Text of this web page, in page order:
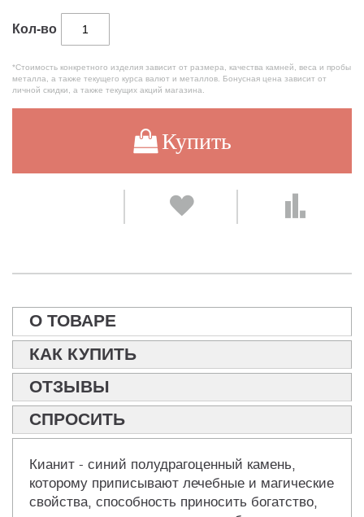
Кол-во
*Стоимость конкретного изделия зависит от размера, качества камней, веса и пробы
металла, а также текущего курса валют и металлов. Бонусная цена зависит от
личной скидки, а также текущих акций магазина.
Купить
О ТОВАРЕ
КАК КУПИТЬ
ОТЗЫВЫ
СПРОСИТЬ
Кианит - синий полудрагоценный камень,
которому приписывают лечебные и магические
свойства, способность приносить богатство,